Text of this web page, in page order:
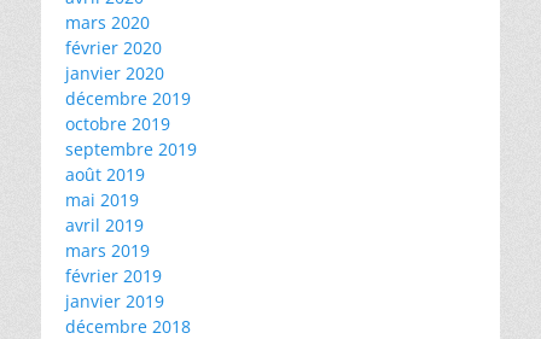
mars 2020
février 2020
janvier 2020
décembre 2019
octobre 2019
septembre 2019
août 2019
mai 2019
avril 2019
mars 2019
février 2019
janvier 2019
décembre 2018